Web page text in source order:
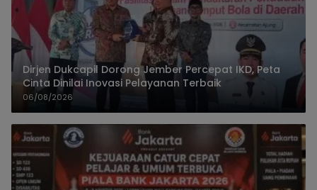
Dirjen Dukcapil Dorong Jember Percepat IKD, Peta
Cinta Dinilai Inovasi Pelayanan Terbaik
06/08/2026